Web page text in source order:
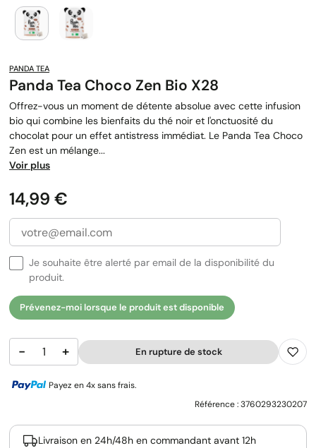
PANDA TEA
Panda Tea Choco Zen Bio X28
Offrez-vous un moment de détente absolue avec cette infusion
bio qui combine les bienfaits du thé noir et l'onctuosité du
chocolat pour un effet antistress immédiat. Le Panda Tea Choco
Zen est un mélange...
Voir plus
Prix
14,99 €
Je souhaite être alerté par email de la disponibilité du
produit.
Prévenez-moi lorsque le produit est disponible
− + En rupture de stock
Payez en 4x sans frais.
Référence :3760293230207
Livraison en 24h/48h en commandant avant 12h